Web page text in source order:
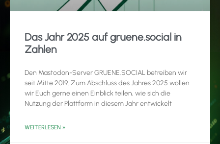
Das Jahr 2025 auf gruene.social in
Zahlen
Den Mastodon-Server GRUENE.SOCIAL betreiben wir
seit Mitte 2019. Zum Abschluss des Jahres 2025 wollen
wir Euch gerne einen Einblick teilen, wie sich die
Nutzung der Plattform in diesem Jahr entwickelt
WEITERLESEN »